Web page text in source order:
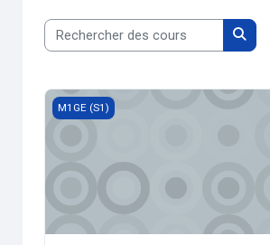
Rechercher des cours
TPMéthodes physico-chimiques
M1GE (S1)